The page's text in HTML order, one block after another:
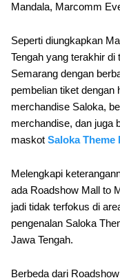
Mandala, Marcomm
Seperti diungkapkan
Tengah yang terakhir di
Semarang dengan
pembelian tiket dengan
merchandise Saloka,
merchandise, dan juga
maskot Saloka Theme
Melengkapi
ada Roadshow Mall to
jadi tidak terfokus di
pengenalan Saloka
Jawa Tengah.
Berbeda dari